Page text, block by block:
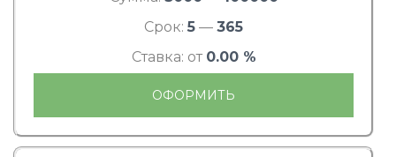
Срок: 5 — 365
Ставка: от 0.00 %
ОФОРМИТЬ